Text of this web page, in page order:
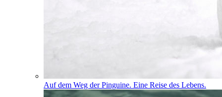
Auf dem Weg der Pinguine. Eine Reise des Lebens.